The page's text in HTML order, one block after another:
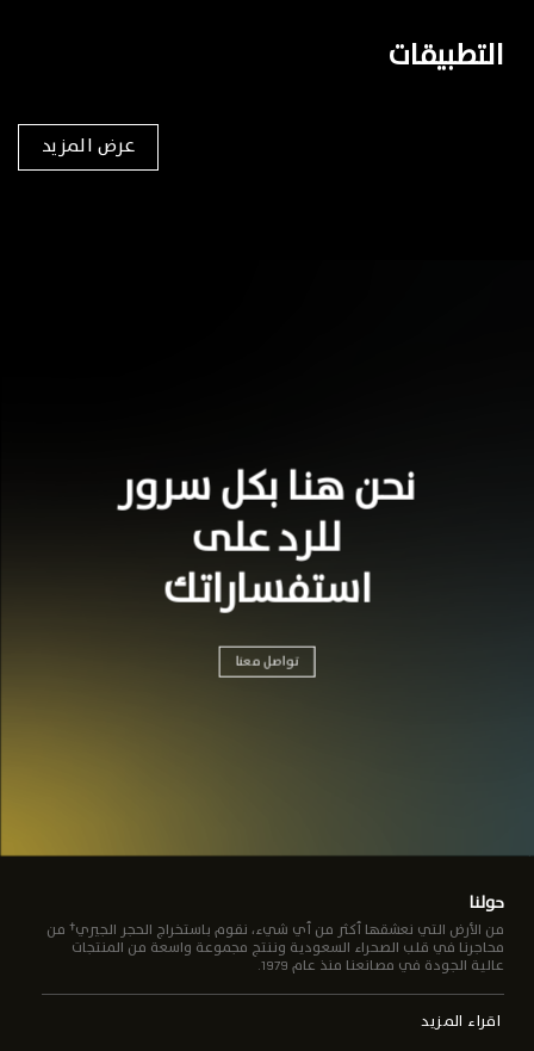
التطبيقات
عرض المزيد
نحن هنا بكل سرور
للرد على
استفساراتك
تواصل معنا
حولنا
من الأرض التي نعشقها أكثر من أي شيء، نقوم باستخراج الحجر الجيري† من
محاجرنا في قلب الصحراء السعودية وننتج مجموعة واسعة من المنتجات
عالية الجودة في مصانعنا منذ عام 1979.
اقراء المزيد